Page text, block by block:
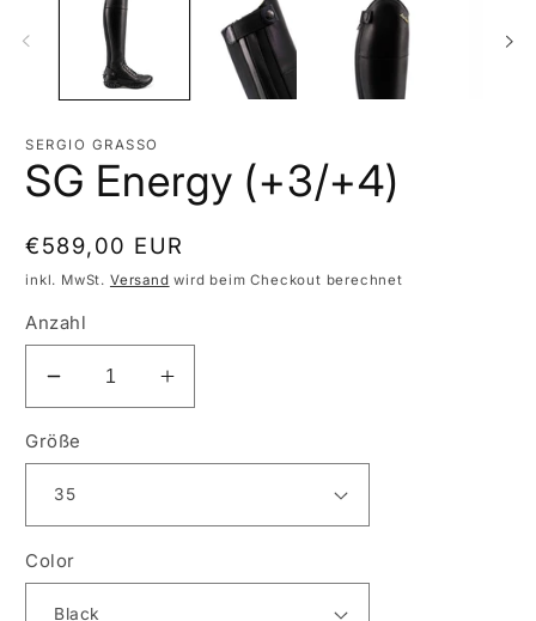
SERGIO GRASSO
SG Energy (+3/+4)
Normaler
Preis
€589,00 EUR
inkl. MwSt. Versand wird beim Checkout berechnet
Anzahl
Verringere
die
Menge
SG
Energy
(+3/+4)
Erhöhe
die
Energy
Größe
Color